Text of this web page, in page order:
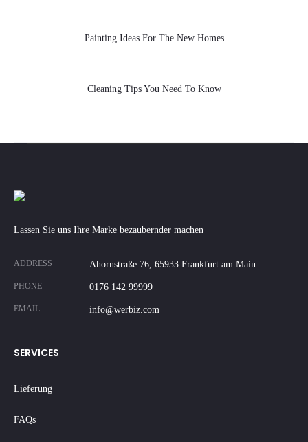
Painting Ideas For The New Homes
Cleaning Tips You Need To Know
Lassen Sie uns Ihre Marke bezaubernder machen
ADDRESS Ahornstraße 76, 65933 Frankfurt am Main
PHONE 0176 142 99999
EMAIL info@werbiz.com
SERVICES
Lieferung
FAQs